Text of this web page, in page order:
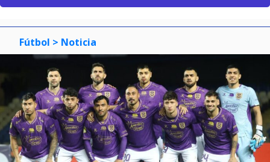
Fútbol > Noticia